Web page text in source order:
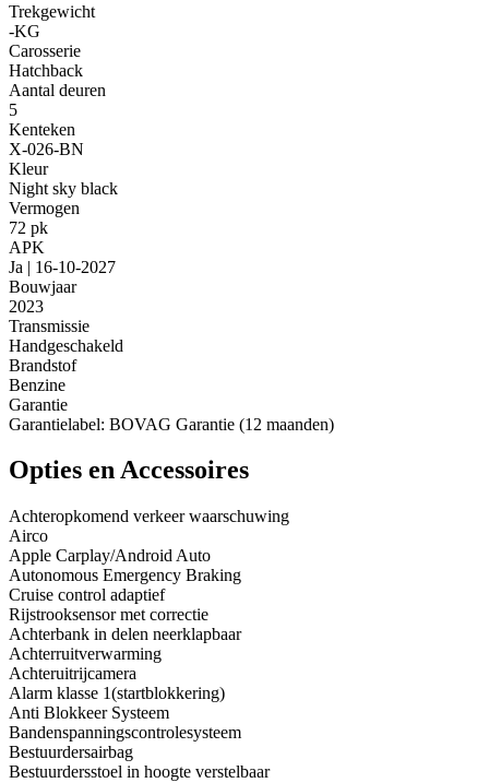
Trekgewicht
-KG
Carosserie
Hatchback
Aantal deuren
5
Kenteken
X-026-BN
Kleur
Night sky black
Vermogen
72 pk
APK
Ja | 16-10-2027
Bouwjaar
2023
Transmissie
Handgeschakeld
Brandstof
Benzine
Garantie
Garantielabel: BOVAG Garantie (12 maanden)
Opties en Accessoires
Achteropkomend verkeer waarschuwing
Airco
Apple Carplay/Android Auto
Autonomous Emergency Braking
Cruise control adaptief
Rijstrooksensor met correctie
Achterbank in delen neerklapbaar
Achterruitverwarming
Achteruitrijcamera
Alarm klasse 1(startblokkering)
Anti Blokkeer Systeem
Bandenspanningscontrolesysteem
Bestuurdersairbag
Bestuurdersstoel in hoogte verstelbaar